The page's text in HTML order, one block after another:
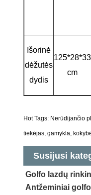
Išorinė
dėžutės
dydis
125*28*33
cm
Hot Tags: Nerūdijančio
tiekėjas, gamykla,
Susijusi
Golfo lazdų
Antžeminiai